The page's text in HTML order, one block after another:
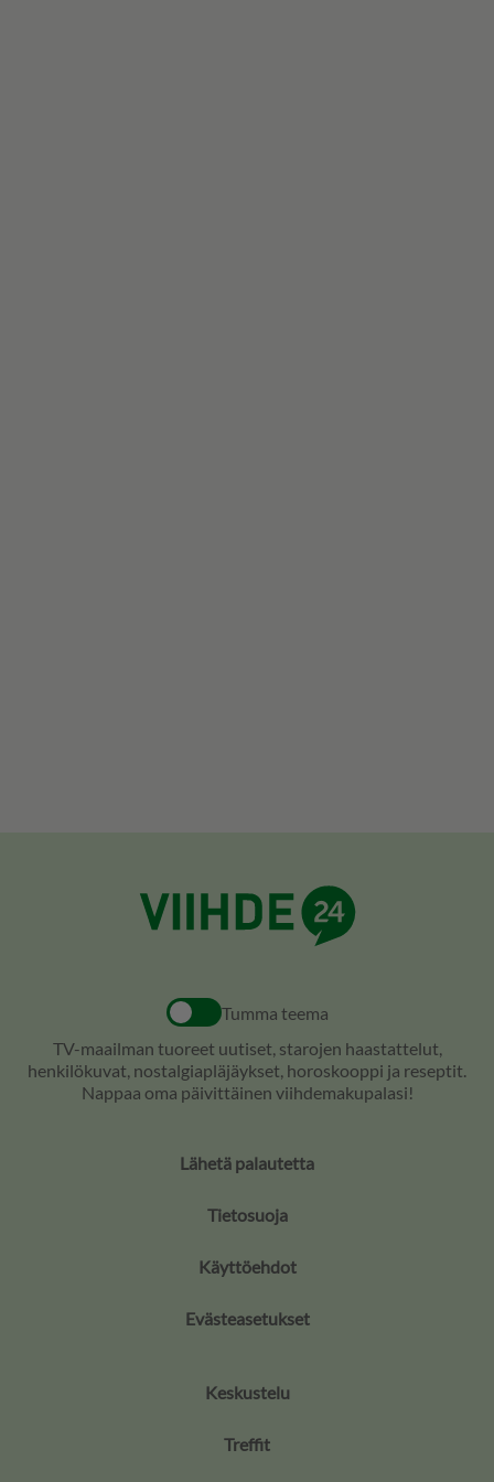
Tumma teema
TV-maailman tuoreet uutiset, starojen haastattelut,
henkilökuvat, nostalgiapläjäykset, horoskooppi ja reseptit.
Nappaa oma päivittäinen viihdemakupalasi!
Lähetä palautetta
Tietosuoja
Käyttöehdot
Evästeasetukset
Keskustelu
Treffit